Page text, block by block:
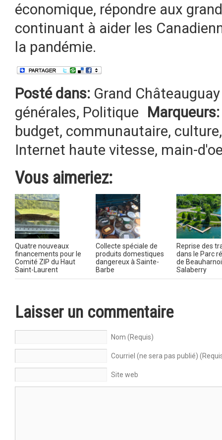
économique, répondre aux
continuant à aider les
la pandémie.
Posté dans: Grand
générales, Politique Marqueurs:
budget, communautaire, culture
Internet haute vitesse, main-
Vous aimeriez:
Quatre nouveaux
financements pour le
Comité ZIP du Haut
Saint-Laurent
Collecte spéciale de
produits domestiques
dangereux à Sainte-
Barbe
Reprise des
dans le Parc
de
Salaberry
Laisser un commentaire
Nom (Requis)
Courriel (ne sera pas publié)
Site web